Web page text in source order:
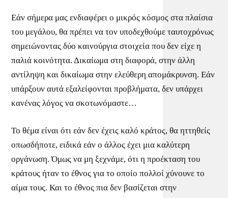
Εάν σήμερα μας ενδιαφέρει ο μικρός κόσμος στα πλαίσια
του μεγάλου, θα πρέπει να τον υποδεχθούμε ταυτοχρόνως
σημειώνοντας δύο καινούργια στοιχεία που δεν είχε η
παλιά κοινότητα. Δικαίωμα στη διαφορά, στην άλλη
αντίληψη και δικαίωμα στην ελεύθερη απομάκρυνση. Εάν
υπάρξουν αυτά εξαλείφονται προβλήματα, δεν υπάρχει
κανένας λόγος να σκοτωνόμαστε…
Το θέμα είναι ότι εάν δεν έχεις καλό κράτος, θα ηττηθείς
οπωσδήποτε, ειδικά εάν ο άλλος έχει μια καλύτερη
οργάνωση. Όμως να μη ξεχνάμε, ότι η προέκταση του
κράτους ήταν το έθνος για το οποίο πολλοί χύνουνε το
αίμα τους. Και το έθνος πια δεν βασίζεται στην